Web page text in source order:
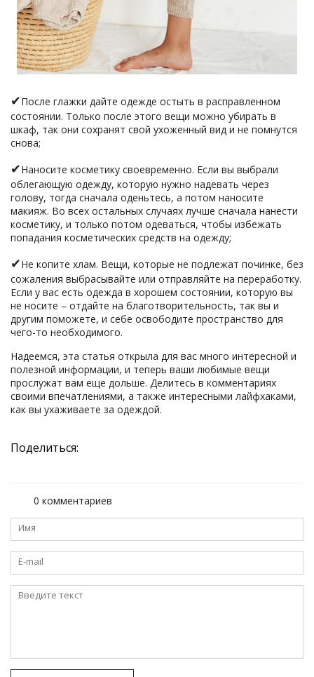
✔После глажки дайте одежде остыть в расправленном
состоянии. Только после этого вещи можно убирать в
шкаф, так они сохранят свой ухоженный вид и не помнутся
снова;
✔Наносите косметику своевременно. Если вы выбрали
облегающую одежду, которую нужно надевать через
голову, тогда сначала оденьтесь, а потом наносите
макияж. Во всех остальных случаях лучше сначала нанести
косметику, и только потом одеваться, чтобы избежать
попадания косметических средств на одежду;
✔Не копите хлам. Вещи, которые не подлежат починке, без
сожаления выбрасывайте или отправляйте на переработку.
Если у вас есть одежда в хорошем состоянии, которую вы
не носите – отдайте на благотворительность, так вы и
другим поможете, и себе освободите пространство для
чего-то необходимого.
Надеемся, эта статья открыла для вас много интересной и
полезной информации, и теперь ваши любимые вещи
прослужат вам еще дольше. Делитесь в комментариях
своими впечатлениями, а также интересными лайфхаками,
как вы ухаживаете за одеждой.
Поделиться:
0 комментариев